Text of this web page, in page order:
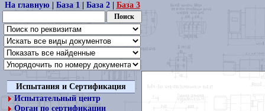
На главную| База 1| База 2| База 3
Испытания и Сертификация
Испытательный центр
Орган по сертификации